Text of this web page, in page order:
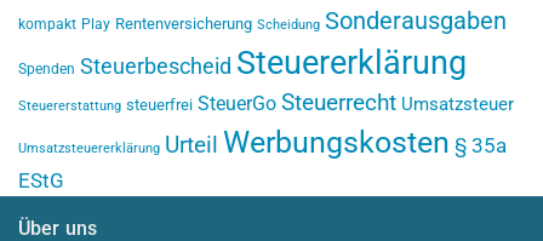
kompakt Play Rentenversicherung Scheidung Sonderausgaben
Spenden Steuerbescheid Steuererklärung
Steuererstattung steuerfrei SteuerGo Steuerrecht Umsatzsteuer
Umsatzsteuererklärung Urteil Werbungskosten § 35a
EStG
Über uns